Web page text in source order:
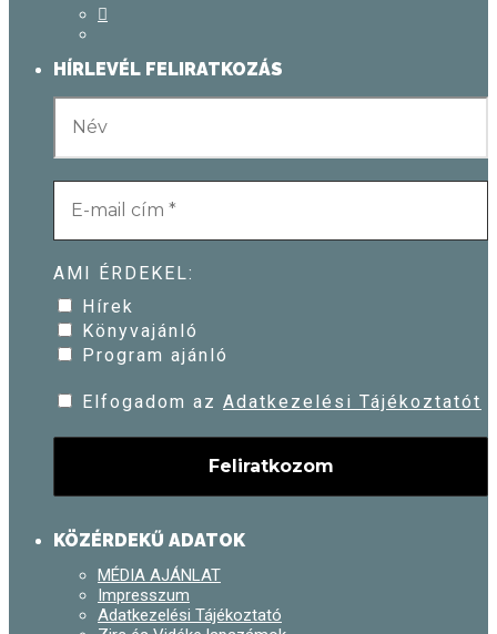
HÍRLEVÉL FELIRATKOZÁS
AMI ÉRDEKEL:
Hírek
Könyvajánló
Program ajánló
Elfogadom az Adatkezelési Tájékoztatót
KÖZÉRDEKŰ ADATOK
MÉDIA AJÁNLAT
Impresszum
Adatkezelési Tájékoztató